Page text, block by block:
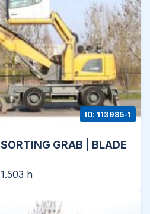
GRAB | BLADE
h
ID: 113985-1